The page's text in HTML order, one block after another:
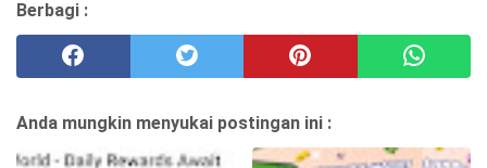
Berbagi :
Anda mungkin menyukai postingan ini :